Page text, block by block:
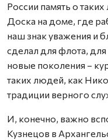
России память о
Доска на доме, где
наш знак уважения и
сделал для флота,
новые поколения –
таких людей, как
традиции верного
И, конечно, важно
Кузнецов в